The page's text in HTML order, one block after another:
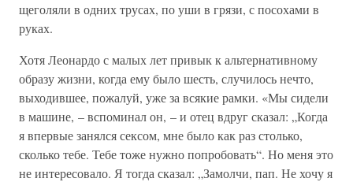
щеголяли в одних трусах, по уши в грязи, с посохами в
руках.
Хотя Леонардо с малых лет привык к альтернативному
образу жизни, когда ему было шесть, случилось нечто,
выходившее, пожалуй, уже за всякие рамки. «Мы сидели
в машине, – вспоминал он, – и отец вдруг сказал: „Когда
я впервые занялся сексом, мне было как раз столько,
сколько тебе. Тебе тоже нужно попробовать“. Но меня это
не интересовало. Я тогда сказал: „Замолчи, пап. Не хочу я